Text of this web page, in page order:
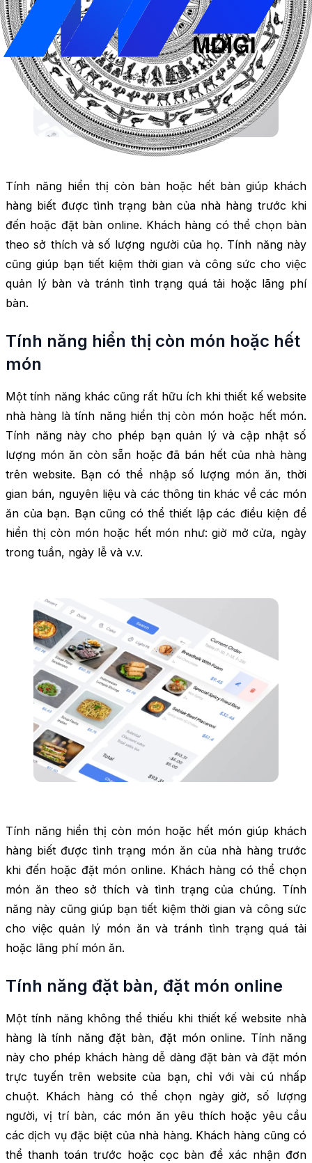
Tính năng hiển thị còn bàn hoặc hết bàn giúp khách
hàng biết được tình trạng bàn của nhà hàng trước khi
đến hoặc đặt bàn online. Khách hàng có thể chọn bàn
theo sở thích và số lượng người của họ. Tính năng này
cũng giúp bạn tiết kiệm thời gian và công sức cho việc
quản lý bàn và tránh tình trạng quá tải hoặc lãng phí
bàn.
Tính năng hiển thị còn món hoặc hết
món
Một tính năng khác cũng rất hữu ích khi thiết kế website
nhà hàng là tính năng hiển thị còn món hoặc hết món.
Tính năng này cho phép bạn quản lý và cập nhật số
lượng món ăn còn sẵn hoặc đã bán hết của nhà hàng
trên website. Bạn có thể nhập số lượng món ăn, thời
gian bán, nguyên liệu và các thông tin khác về các món
ăn của bạn. Bạn cũng có thể thiết lập các điều kiện để
hiển thị còn món hoặc hết món như: giờ mở cửa, ngày
trong tuần, ngày lễ và v.v.
Tính năng hiển thị còn món hoặc hết món giúp khách
hàng biết được tình trạng món ăn của nhà hàng trước
khi đến hoặc đặt món online. Khách hàng có thể chọn
món ăn theo sở thích và tình trạng của chúng. Tính
năng này cũng giúp bạn tiết kiệm thời gian và công sức
cho việc quản lý món ăn và tránh tình trạng quá tải
hoặc lãng phí món ăn.
Tính năng đặt bàn, đặt món online
Một tính năng không thể thiếu khi thiết kế website nhà
hàng là tính năng đặt bàn, đặt món online. Tính năng
này cho phép khách hàng dễ dàng đặt bàn và đặt món
trực tuyến trên website của bạn, chỉ với vài cú nhấp
chuột. Khách hàng có thể chọn ngày giờ, số lượng
người, vị trí bàn, các món ăn yêu thích hoặc yêu cầu
các dịch vụ đặc biệt của nhà hàng. Khách hàng cũng có
thể thanh toán trước hoặc cọc bàn để xác nhận đơn